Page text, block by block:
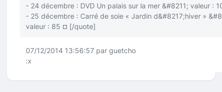
- 24 décembre : DVD Un palais sur la mer &#8211; valeur :
- 25 décembre : Carré de soie « Jardin d&#8217;hiver »
valeur : 85 ¤ [/quote]
07/12/2014 13:56:57 par guetcho
:x